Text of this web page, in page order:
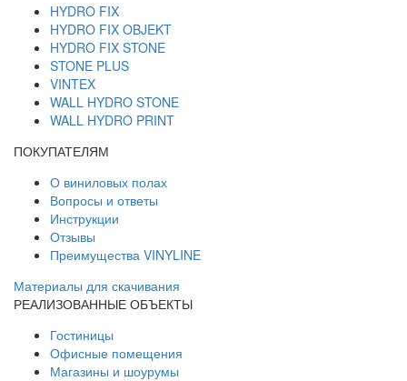
HYDRO FIX
HYDRO FIX OBJEKT
HYDRO FIX STONE
STONE PLUS
VINTEX
WALL HYDRO STONE
WALL HYDRO PRINT
ПОКУПАТЕЛЯМ
О виниловых полах
Вопросы и ответы
Инструкции
Отзывы
Преимущества VINYLINE
Материалы для скачивания
РЕАЛИЗОВАННЫЕ ОБЪЕКТЫ
Гостиницы
Офисные помещения
Магазины и шоурумы